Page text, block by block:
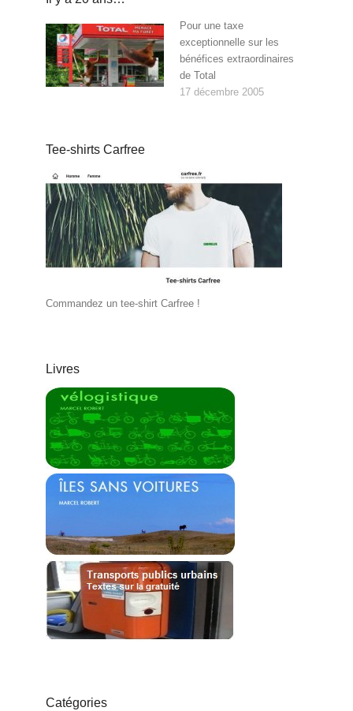
Pour une taxe
exceptionnelle sur les
bénéfices extraordinaires
de Total
17 décembre 2005
Tee-shirts Carfree
Commandez un tee-shirt Carfree !
Livres
Catégories